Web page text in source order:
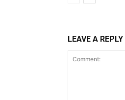
LEAVE A REPLY